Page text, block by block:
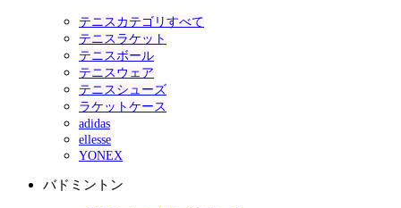
テニスカテゴリすべて
テニスラケット
テニスボール
テニスウェア
テニスシューズ
ラケットケース
adidas
ellesse
YONEX
バドミントン